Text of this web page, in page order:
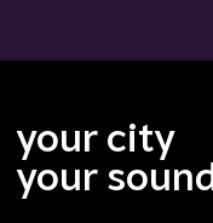
your city
your sound